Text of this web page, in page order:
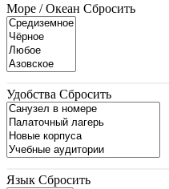
Море / Океан Сбросить
Удобства Сбросить
Язык Сбросить